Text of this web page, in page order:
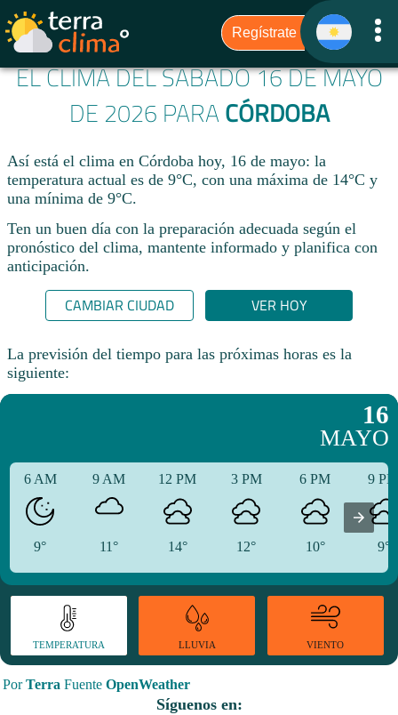
EL CLIMA DEL SÁBADO 16 DE MAYO
DE 2026 PARA CÓRDOBA
Así está el clima en Córdoba hoy, 16 de mayo: la
temperatura actual es de 9°C, con una máxima de 14°C y
una mínima de 9°C.
Ten un buen día con la preparación adecuada según el
pronóstico del clima, mantente informado y planifica con
anticipación.​
CAMBIAR CIUDAD VER HOY
La previsión del tiempo para las próximas horas es la
siguiente:
16
MAYO
6 AM
9°
9 AM
11°
12 PM
14°
3 PM
12°
6 PM
10°
9
9°
TEMPERATURA LLUVIA VIENTO
PorTerra Fuente OpenWeather
Síguenos en: